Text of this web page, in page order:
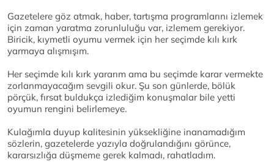
Gazetelere göz atmak, haber, tartışma programlarını izlemek
için zaman yaratma zorunluluğu var, izlemem gerekiyor.
Biricik, kıymetli oyumu vermek için her seçimde kılı kırk
yarmaya alışmışım.
Her seçimde kılı kırk yararım ama bu seçimde karar vermekte
zorlanmayacağım sevgili okur. Şu son günlerde, bölük
pörçük, fırsat buldukça izlediğim konuşmalar bile yetti
oyumun rengini belirlemeye.
Kulağımla duyup kalitesinin yüksekliğine inanamadığım
sözlerin, gazetelerde yazıyla doğrulandığını görünce,
kararsızlığa düşmeme gerek kalmadı, rahatladım.